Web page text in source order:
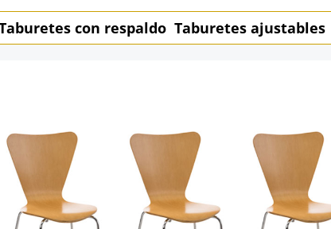
con respaldo Taburetes ajustables